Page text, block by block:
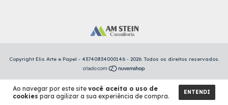
Ao navegar por este site você aceita o uso de
cookies para agilizar a sua experiência de compra.
ENTENDI
Copyright Elis Arte e Papel - 43740834000146 - 2026. Todos os direitos reservados.